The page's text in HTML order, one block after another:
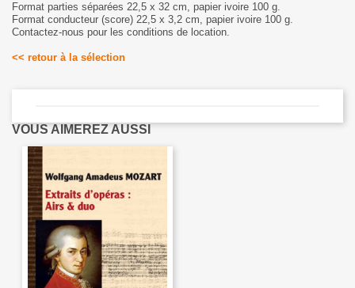
Format parties séparées 22,5 x 32 cm, papier ivoire 100 g.
Format conducteur (score) 22,5 x 3,2 cm, papier ivoire 100 g.
Contactez-nous pour les conditions de location.
<< retour à la sélection
VOUS AIMEREZ AUSSI